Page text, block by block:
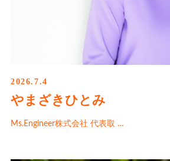
2026.7.4
やまざきひとみ
Ms.Engineer株式会社 代表取 …